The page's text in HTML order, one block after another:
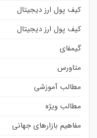
کیف پول ارز دیجیتال
کیف پول ارز دیجیتال
گیمفای
متاورس
مطالب آموزشی
مطالب ویژه
مفاهیم بازارهای جهانی